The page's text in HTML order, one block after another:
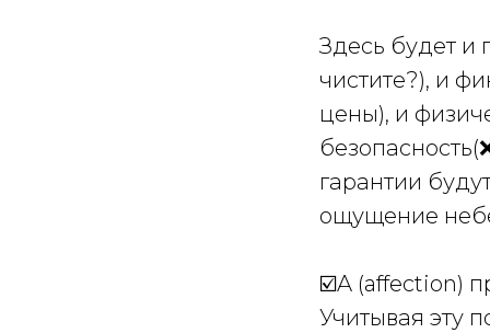
Здесь будет и
чистите?), и
цены), и
гарантии
ощущение
☑️A (affection)
Учитывая эту